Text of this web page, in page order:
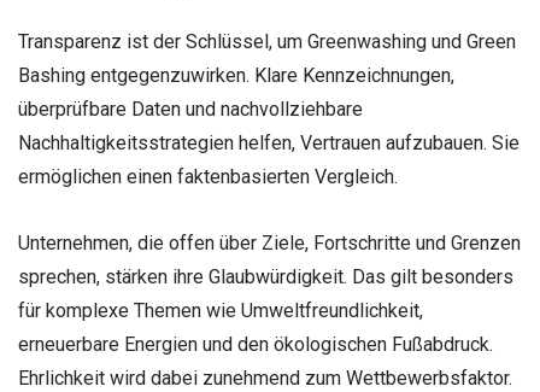
Transparenz ist der Schlüssel, um Greenwashing und Green
Bashing entgegenzuwirken. Klare Kennzeichnungen,
überprüfbare Daten und nachvollziehbare
Nachhaltigkeitsstrategien helfen, Vertrauen aufzubauen. Sie
ermöglichen einen faktenbasierten Vergleich.
Unternehmen, die offen über Ziele, Fortschritte und Grenzen
sprechen, stärken ihre Glaubwürdigkeit. Das gilt besonders
für komplexe Themen wie Umweltfreundlichkeit,
erneuerbare Energien und den ökologischen Fußabdruck.
Ehrlichkeit wird dabei zunehmend zum Wettbewerbsfaktor.